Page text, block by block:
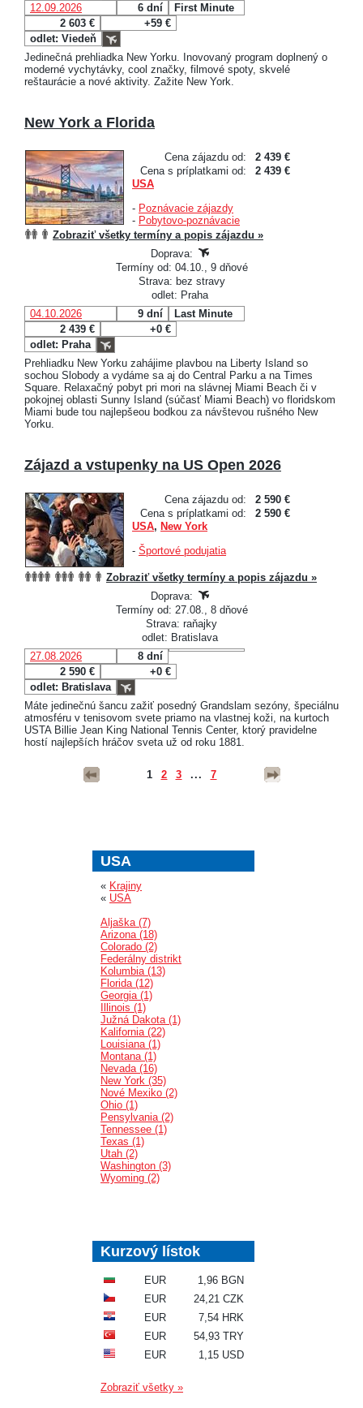
12.09.2026
6 dní
First Minute
2 603 €
+59 €
odlet: Viedeň
Jedinečná prehliadka New Yorku. Inovovaný program doplnený o
moderné vychytávky, cool značky, filmové spoty, skvelé
reštaurácie a nové aktivity. Zažite New York.
New York a Florida
Cena zájazdu od:
2 439 €
Cena s príplatkami od:
2 439 €
USA
- Poznávacie zájazdy
- Pobytovo-poznávacie
Zobraziť všetky termíny a popis zájazdu »
Doprava:
Termíny od: 04.10., 9 dňové
Strava: bez stravy
odlet: Praha
04.10.2026
9 dní
Last Minute
2 439 €
+0 €
odlet: Praha
Prehliadku New Yorku zahájime plavbou na Liberty Island so
sochou Slobody a vydáme sa aj do Central Parku a na Times
Square. Relaxačný pobyt pri mori na slávnej Miami Beach či v
pokojnej oblasti Sunny Island (súčasť Miami Beach) vo floridskom
Miami bude tou najlepšeou bodkou za návštevou rušného New
Yorku.
Zájazd a vstupenky na US Open 2026
Cena zájazdu od:
2 590 €
Cena s príplatkami od:
2 590 €
USA, New York
- Športové podujatia
Zobraziť všetky termíny a popis zájazdu »
Doprava:
Termíny od: 27.08., 8 dňové
Strava: raňajky
odlet: Bratislava
27.08.2026
8 dní
2 590 €
+0 €
odlet: Bratislava
Máte jedinečnú šancu zažiť posedný Grandslam sezóny, špeciálnu
atmosféru v tenisovom svete priamo na vlastnej koži, na kurtoch
USTA Billie Jean King National Tennis Center, ktorý pravidelne
hostí najlepších hráčov sveta už od roku 1881.
1 2 3 ... 7
USA
« Krajiny
« USA
Aljaška (7)
Arizona (18)
Colorado (2)
Federálny distrikt
Kolumbia (13)
Florida (12)
Georgia (1)
Illinois (1)
Južná Dakota (1)
Kalifornia (22)
Louisiana (1)
Montana (1)
Nevada (16)
New York (35)
Nové Mexiko (2)
Ohio (1)
Pensylvania (2)
Tennessee (1)
Texas (1)
Utah (2)
Washington (3)
Wyoming (2)
Kurzový lístok
EUR
1,96 BGN
EUR
24,21 CZK
EUR
7,54 HRK
EUR
54,93 TRY
EUR
1,15 USD
Zobraziť všetky »